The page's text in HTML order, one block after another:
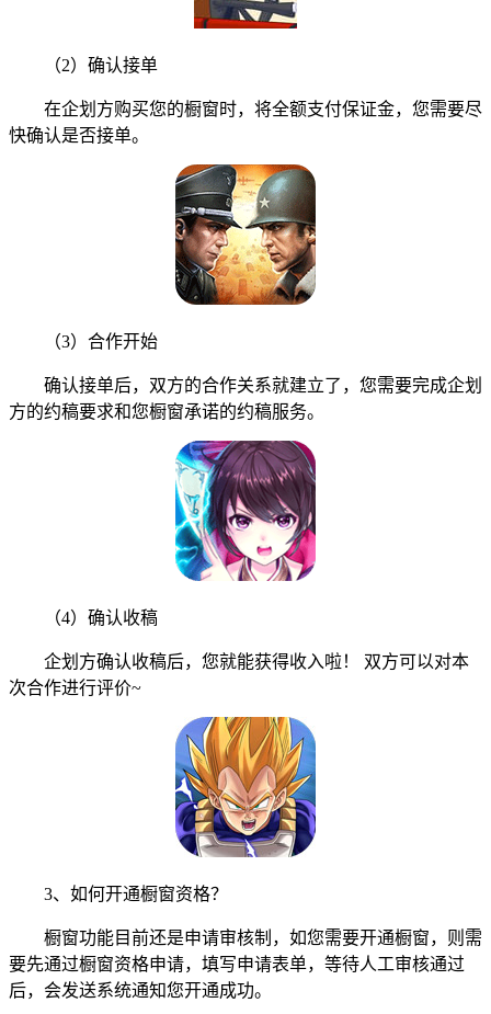
（2）确认接单
在企划方购买您的橱窗时，将全额支付保证金，您需要尽
快确认是否接单。
（3）合作开始
确认接单后，双方的合作关系就建立了，您需要完成企划
方的约稿要求和您橱窗承诺的约稿服务。
（4）确认收稿
企划方确认收稿后，您就能获得收入啦！ 双方可以对本
次合作进行评价~
3、如何开通橱窗资格？
橱窗功能目前还是申请审核制，如您需要开通橱窗，则需
要先通过橱窗资格申请，填写申请表单，等待人工审核通过
后，会发送系统通知您开通成功。